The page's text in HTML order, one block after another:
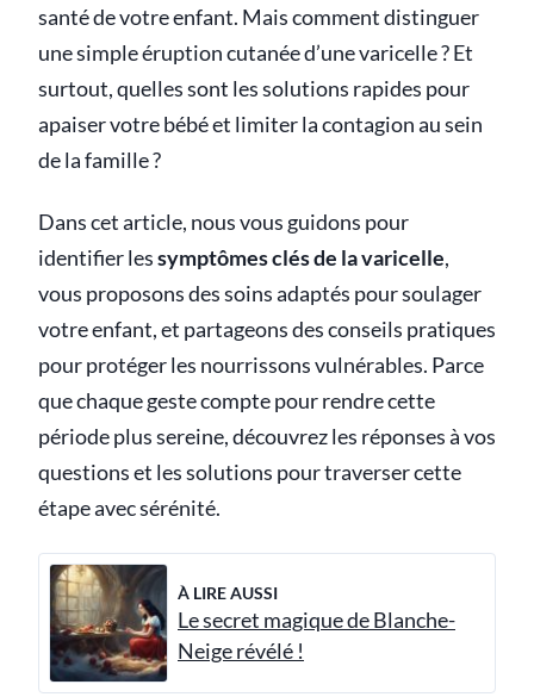
santé de votre enfant. Mais comment distinguer
une simple éruption cutanée d’une varicelle ? Et
surtout, quelles sont les solutions rapides pour
apaiser votre bébé et limiter la contagion au sein
de la famille ?
Dans cet article, nous vous guidons pour
identifier lessymptômes clés de la varicelle,
vous proposons des soins adaptés pour soulager
votre enfant, et partageons des conseils pratiques
pour protéger les nourrissons vulnérables. Parce
que chaque geste compte pour rendre cette
période plus sereine, découvrez les réponses à vos
questions et les solutions pour traverser cette
étape avec sérénité.
À LIRE AUSSI
Le secret magique de Blanche-
Neige révélé !